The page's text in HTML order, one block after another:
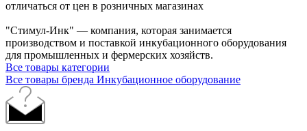
отличаться от цен в розничных магазинах
"Стимул-Инк" — компания, которая занимается
производством и поставкой инкубационного оборудования
для промышленных и фермерских хозяйств.
Все товары категории
Все товары бренда Инкубационное оборудование